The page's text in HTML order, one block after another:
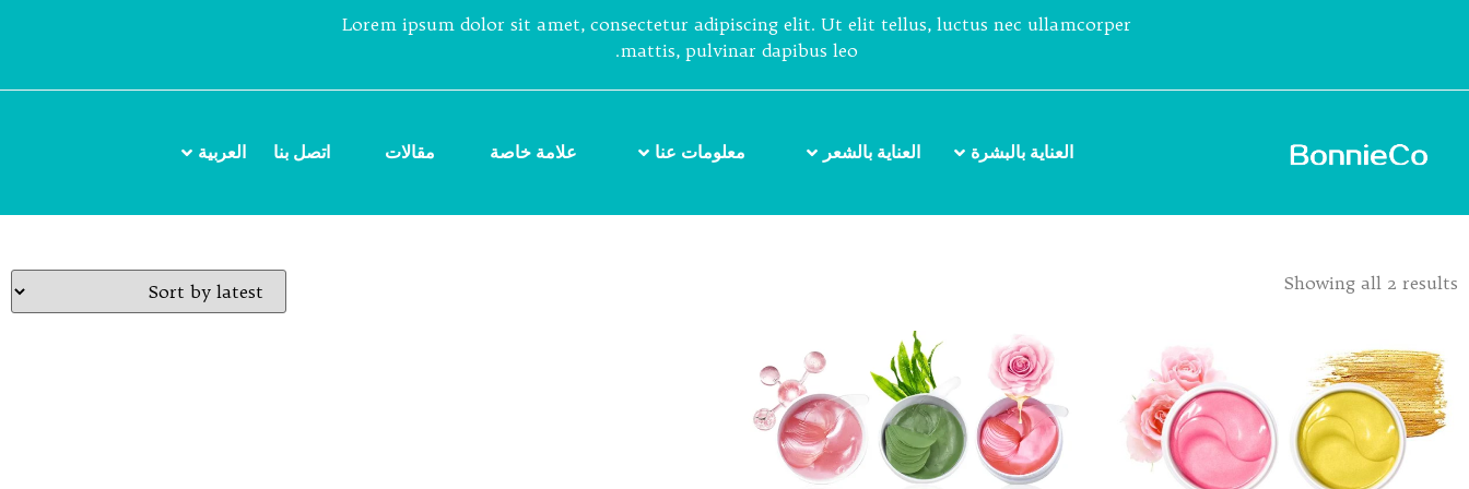
Lorem ipsum dolor sit amet, consectetur adipiscing elit. Ut elit tellus, luctus nec ullamcorper
mattis, pulvinar dapibus leo.
العناية بالبشرة العناية بالشعر معلومات عنا علامة خاصة مقالات اتصل بنا العربية
Showing all 2 results